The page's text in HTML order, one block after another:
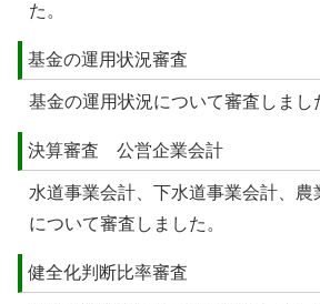
た。
基金の運用状況審査
基金の運用状況について審査しまし
決算審査 公営企業会計
水道事業会計、下水道事業会計、
について審査しました。
健全化判断比率審査